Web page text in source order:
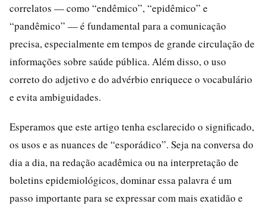
correlatos — como “endêmico”, “epidêmico” e
“pandêmico” — é fundamental para a comunicação
precisa, especialmente em tempos de grande circulação de
informações sobre saúde pública. Além disso, o uso
correto do adjetivo e do advérbio enriquece o vocabulário
e evita ambiguidades.
Esperamos que este artigo tenha esclarecido o significado,
os usos e as nuances de “esporádico”. Seja na conversa do
dia a dia, na redação acadêmica ou na interpretação de
boletins epidemiológicos, dominar essa palavra é um
passo importante para se expressar com mais exatidão e